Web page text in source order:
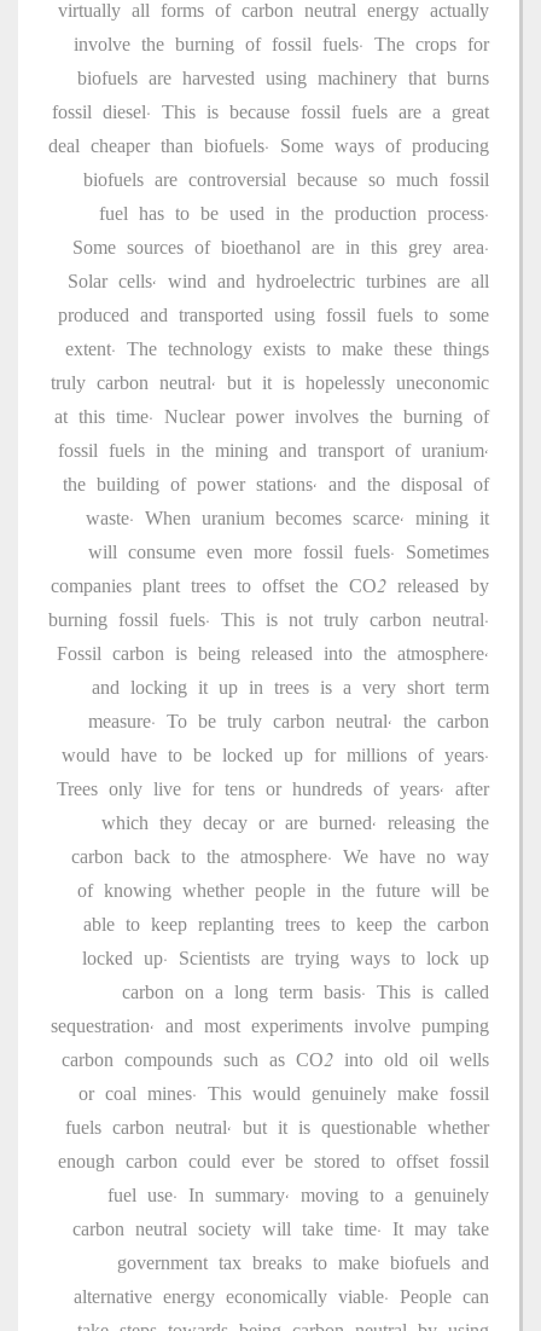
virtually all forms of carbon neutral energy actually
involve the burning of fossil fuels. The crops for
biofuels are harvested using machinery that burns
fossil diesel. This is because fossil fuels are a great
deal cheaper than biofuels. Some ways of producing
biofuels are controversial because so much fossil
fuel has to be used in the production process.
Some sources of bioethanol are in this grey area.
Solar cells, wind and hydroelectric turbines are all
produced and transported using fossil fuels to some
extent. The technology exists to make these things
truly carbon neutral, but it is hopelessly uneconomic
at this time. Nuclear power involves the burning of
fossil fuels in the mining and transport of uranium,
the building of power stations, and the disposal of
waste. When uranium becomes scarce, mining it
will consume even more fossil fuels. Sometimes
companies plant trees to offset the CO2 released by
burning fossil fuels. This is not truly carbon neutral.
Fossil carbon is being released into the atmosphere,
and locking it up in trees is a very short term
measure. To be truly carbon neutral, the carbon
would have to be locked up for millions of years.
Trees only live for tens or hundreds of years, after
which they decay or are burned, releasing the
carbon back to the atmosphere. We have no way
of knowing whether people in the future will be
able to keep replanting trees to keep the carbon
locked up. Scientists are trying ways to lock up
carbon on a long term basis. This is called
sequestration, and most experiments involve pumping
carbon compounds such as CO2 into old oil wells
or coal mines. This would genuinely make fossil
fuels carbon neutral, but it is questionable whether
enough carbon could ever be stored to offset fossil
fuel use. In summary, moving to a genuinely
carbon neutral society will take time. It may take
government tax breaks to make biofuels and
alternative energy economically viable. People can